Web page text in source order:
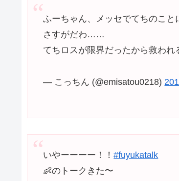
ふーちゃん、メッセでてちのこ
さすがだわ……
てちロスが限界だったから救われ
— こっちん (@emisatou0218)
いやーーーー！！#fuyukatalk
👶のトークきた〜